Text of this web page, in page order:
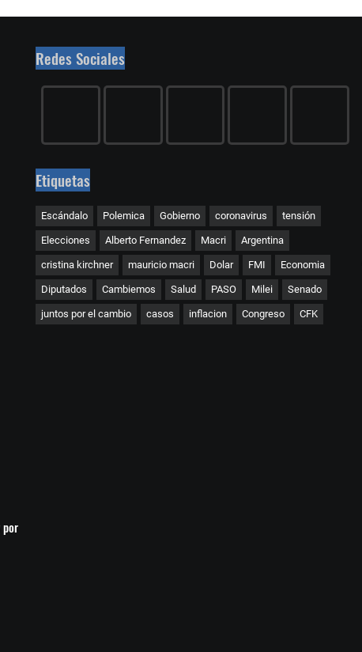
por
Redes Sociales
Etiquetas
Escándalo Polemica Gobierno coronavirus tensión
Elecciones Alberto Fernandez Macri Argentina
cristina kirchner mauricio macri Dolar FMI Economia
Diputados Cambiemos Salud PASO Milei Senado
juntos por el cambio casos inflacion Congreso CFK